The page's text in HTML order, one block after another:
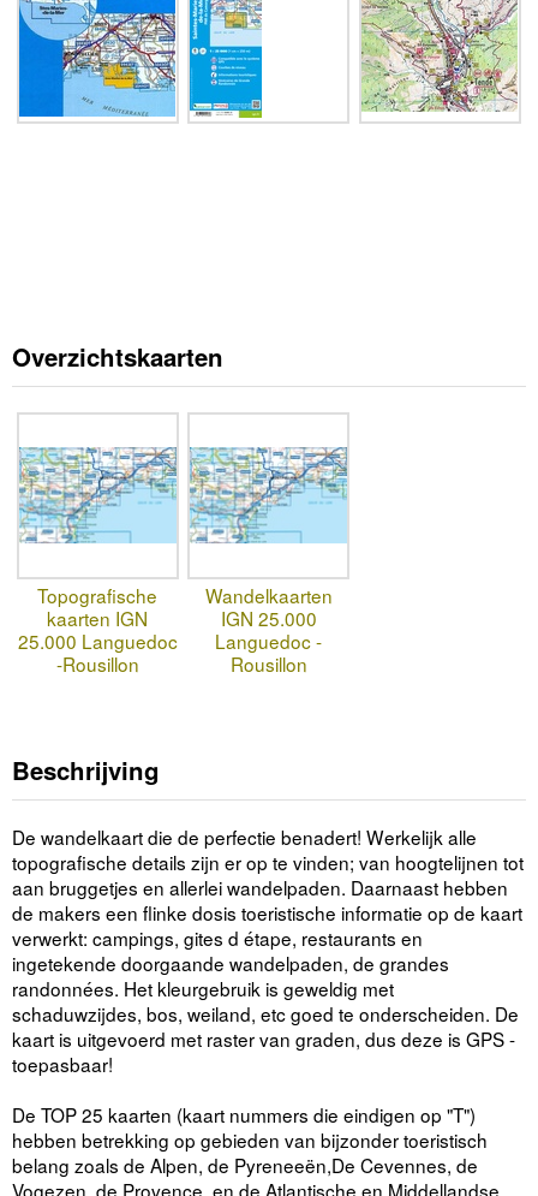
Overzichtskaarten
Topografische
kaarten IGN
25.000 Languedoc
-Rousillon
Wandelkaarten
IGN 25.000
Languedoc -
Rousillon
Beschrijving
De wandelkaart die de perfectie benadert! Werkelijk alle
topografische details zijn er op te vinden; van hoogtelijnen tot
aan bruggetjes en allerlei wandelpaden. Daarnaast hebben
de makers een flinke dosis toeristische informatie op de kaart
verwerkt: campings, gites d étape, restaurants en
ingetekende doorgaande wandelpaden, de grandes
randonnées. Het kleurgebruik is geweldig met
schaduwzijdes, bos, weiland, etc goed te onderscheiden. De
kaart is uitgevoerd met raster van graden, dus deze is GPS -
toepasbaar!
De TOP 25 kaarten (kaart nummers die eindigen op "T")
hebben betrekking op gebieden van bijzonder toeristisch
belang zoals de Alpen, de Pyreneeën,De Cevennes, de
Vogezen, de Provence, en de Atlantische en Middellandse